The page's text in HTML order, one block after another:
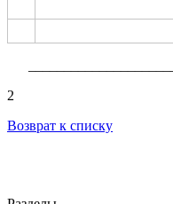
2
Возврат к списку